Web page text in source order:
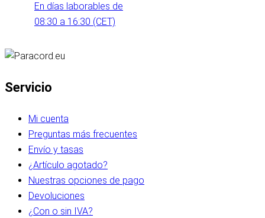
En días laborables de
08:30 a 16:30 (CET)
Servicio
Mi cuenta
Preguntas más frecuentes
Envío y tasas
¿Artículo agotado?
Nuestras opciones de pago
Devoluciones
¿Con o sin IVA?